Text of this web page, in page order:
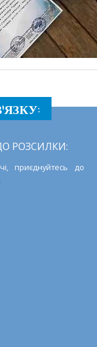
РОЗСИЛКИ:
приєднуйтесь до